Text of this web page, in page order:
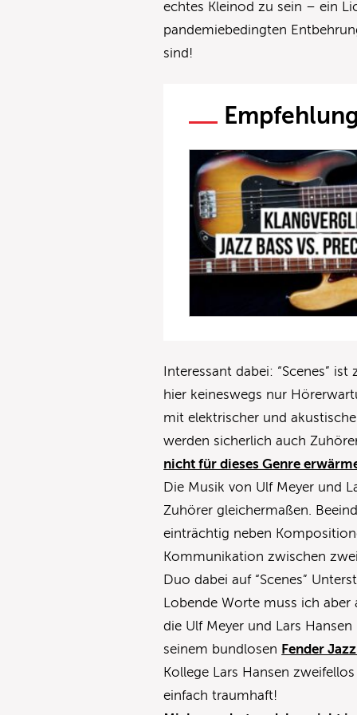
echtes Kleinod zu sein – ein
pandemiebedingten
sind!
Interessant dabei: “Scenes”
hier keineswegs nur
mit elektrischer und
werden sicherlich auch
nicht für dieses Genre
Die Musik von Ulf Meyer und
Zuhörer gleichermaßen.
einträchtig neben
Kommunikation zwischen
Duo dabei auf “Scenes”
Lobende Worte muss ich
die Ulf Meyer und Lars
seinem bundlosen Fender
Kollege Lars Hansen
einfach traumhaft!